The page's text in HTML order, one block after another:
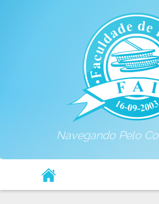
Navegando Pelo